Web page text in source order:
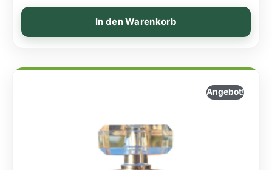
In den Warenkorb
Angebot!